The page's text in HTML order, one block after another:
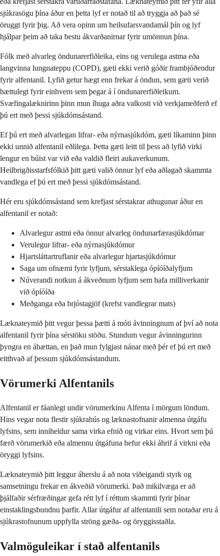
sjúkrasögu þína áður en þetta lyf er notað til að tryggja að það sé
öruggt fyrir þig. Að vera opinn um heilsufarsvandamál þín og lyf
hjálpar þeim að taka bestu ákvarðanirnar fyrir umönnun þína.
Fólk með alvarleg öndunarerfiðleika, eins og verulega astma eða
langvinna lungnateppu (COPD), gæti ekki verið góðir frambjóðendur
fyrir alfentanil. Lyfið getur hægt enn frekar á öndun, sem gæti verið
hættulegt fyrir einhvern sem þegar á í öndunarerfiðleikum.
Svæfingalæknirinn þinn mun íhuga aðra valkosti við verkjameðferð ef
þú ert með þessi sjúkdómsástand.
Ef þú ert með alvarlegan lifrar- eða nýrnasjúkdóm, gæti líkaminn þinn
ekki unnið alfentanil eðlilega. Þetta gæti leitt til þess að lyfið virki
lengur en búist var við eða valdið fleiri aukaverkunum.
Heilbrigðisstarfsfólkið þitt gæti valið önnur lyf eða aðlagað skammta
vandlega ef þú ert með þessi sjúkdómsástand.
Hér eru sjúkdómsástand sem krefjast sérstakrar athugunar áður en
alfentanil er notað:
Alvarlegur astmi eða önnur alvarleg öndunarfærasjúkdómar
Verulegur lifrar- eða nýrnasjúkdómur
Hjartsláttartruflanir eða alvarlegur hjartasjúkdómur
Saga um ofnæmi fyrir lyfjum, sérstaklega ópíóíðalyfjum
Núverandi notkun á ákveðnum lyfjum sem hafa milliverkanir
við ópíóíða
Meðganga eða brjóstagjöf (krefst vandlegrar mats)
Læknateymið þitt vegur þessa þætti á móti ávinningnum af því að nota
alfentanil fyrir þína sérstöku stöðu. Stundum vegur ávinningurinn
þyngra en áhættan, en það mun fylgjast nánar með þér ef þú ert með
eitthvað af þessum sjúkdómsástandum.
Vörumerki Alfentanils
Alfentanil er fáanlegt undir vörumerkinu Alfenta í mörgum löndum.
Hins vegar nota flestir sjúkrahús og læknastofnanir almenna útgáfu
lyfsins, sem inniheldur sama virka efnið og virkar eins. Hvort sem þú
færð vörumerkið eða almennu útgáfuna hefur ekki áhrif á virkni eða
öryggi lyfsins.
Læknateymið þitt leggur áherslu á að nota viðeigandi styrk og
samsetningu frekar en ákveðið vörumerki. Það mikilvæga er að
þjálfaðir sérfræðingar gefa rétt lyf í réttum skammti fyrir þínar
einstaklingsbundnu þarfir. Allar útgáfur af alfentanili sem notaðar eru á
sjúkrastofnunum uppfylla ströng gæða- og öryggisstaðla.
Valmöguleikar í stað alfentanils